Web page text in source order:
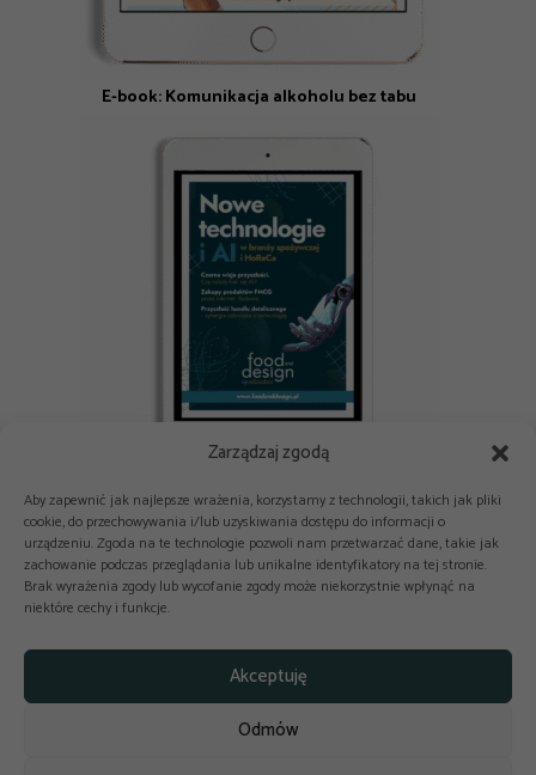
Zarządzaj zgodą
Aby zapewnić jak najlepsze wrażenia, korzystamy z technologii, takich jak pliki
cookie, do przechowywania i/lub uzyskiwania dostępu do informacji o
urządzeniu. Zgoda na te technologie pozwoli nam przetwarzać dane, takie jak
zachowanie podczas przeglądania lub unikalne identyfikatory na tej stronie.
Brak wyrażenia zgody lub wycofanie zgody może niekorzystnie wpłynąć na
niektóre cechy i funkcje.
Akceptuję
Odmów
E-book: Komunikacja alkoholu bez tabu
E-book: Nowe technologie i AI w branży spożywczej i HoReCa
Copyright © 2025-2026 odkuchni.co
Polityka prywatności
Regulamin
Reklama